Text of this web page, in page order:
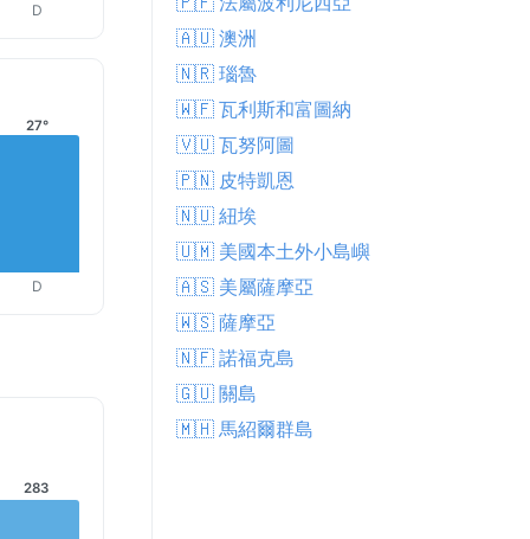
D
27°
D
283
🇦🇺 澳洲
🇳🇷 瑙魯
🇼🇫 瓦利斯和富圖納
🇻🇺 瓦努阿圖
🇵🇳 皮特凱恩
🇳🇺 紐埃
🇺🇲 美國本土外小島嶼
🇦🇸 美屬薩摩亞
🇼🇸 薩摩亞
🇳🇫 諾福克島
🇬🇺 關島
🇲🇭 馬紹爾群島